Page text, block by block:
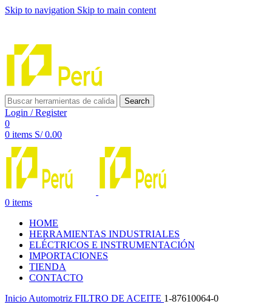
Skip to navigation Skip to main content
Search
Login / Register
0
0 items S/0.00
0 items
HOME
HERRAMIENTAS INDUSTRIALES
ELÉCTRICOS E INSTRUMENTACIÓN
IMPORTACIONES
TIENDA
CONTACTO
Inicio Automotriz FILTRO DE ACEITE 1-87610064-0